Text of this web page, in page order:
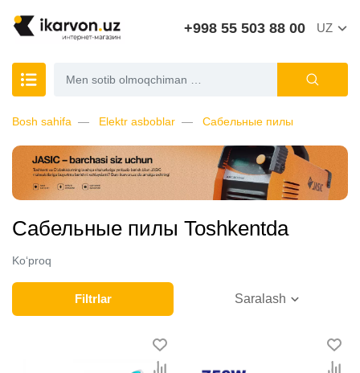
+998 55 503 88 00 UZ
Bosh sahifa Elektr asboblar Сабельные пилы
Сабельные пилы Toshkentda
Ko‘proq
Filtrlar Saralash